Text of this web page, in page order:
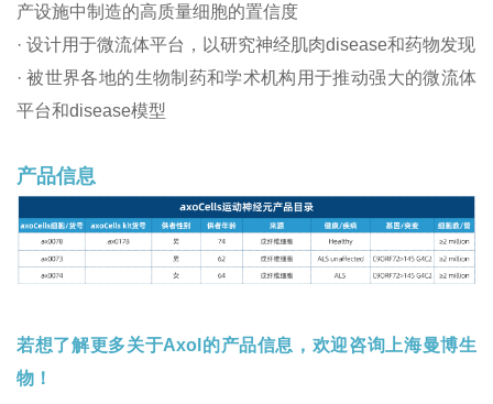
产设施中制造的高质量细胞的置信度
· 设计用于微流体平台，以研究神经肌肉disease和药物发现
· 被世界各地的生物制药和学术机构用于推动强大的微流体
平台和disease模型
产品信息
若想了解更多关于Axol的产品信息，欢迎咨询上海曼博生
物！